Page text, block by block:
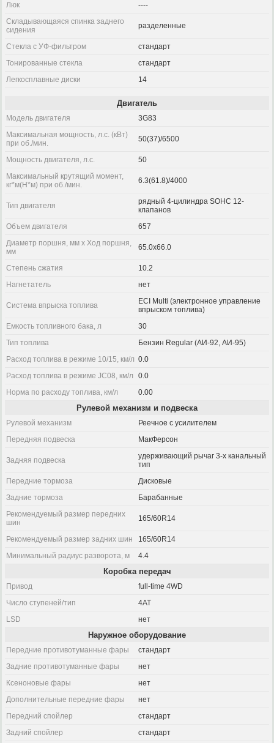
Люк
----
Складывающаяся спинка заднего
сидения
разделенные
Стекла с УФ-фильтром
стандарт
Тонированные стекла
стандарт
Легкосплавные диски
14
Двигатель
Модель двигателя
3G83
Максимальная мощность, л.с. (кВт)
при об./мин.
50(37)/6500
Мощность двигателя, л.с.
50
Максимальный крутящий момент,
кг*м(Н*м) при об./мин.
6.3(61.8)/4000
Тип двигателя
рядный 4-цилиндра SOHC 12-
клапанов
Объем двигателя
657
Диаметр поршня, мм x Ход поршня,
мм
65.0x66.0
Степень сжатия
10.2
Нагнетатель
нет
Система впрыска топлива
ECI Multi (электронное управление
впрыском топлива)
Емкость топливного бака, л
30
Тип топлива
Бензин Regular (АИ-92, АИ-95)
Расход топлива в режиме 10/15, км/л 0.0
Расход топлива в режиме JC08, км/л
0.0
Норма по расходу топлива, км/л
0.00
Рулевой механизм и подвеска
Рулевой механизм
Реечное с усилителем
Передняя подвеска
МакФерсон
Задняя подвеска
удерживающий рычаг 3-х канальный
тип
Передние тормоза
Дисковые
Задние тормоза
Барабанные
Рекомендуемый размер передних
шин
165/60R14
Рекомендуемый размер задних шин
165/60R14
Минимальный радиус разворота, м
4.4
Коробка передач
Привод
full-time 4WD
Число ступеней/тип
4AT
LSD
нет
Наружное оборудование
Передние противотуманные фары
стандарт
Задние противотуманные фары
нет
Ксеноновые фары
нет
Дополнительные передние фары
нет
Передний спойлер
стандарт
Задний спойлер
стандарт